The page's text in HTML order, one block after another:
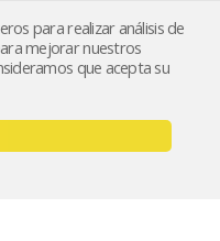
para realizar análisis de
mejorar nuestros
que acepta su